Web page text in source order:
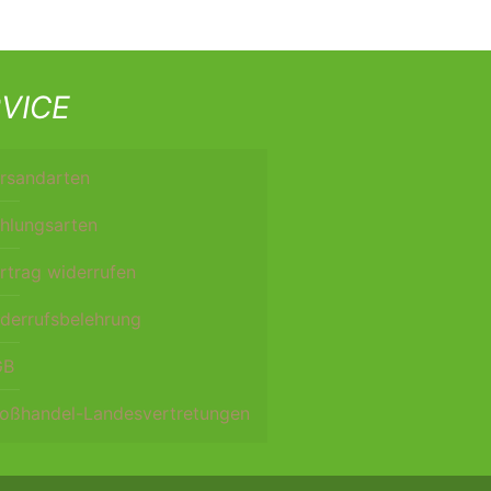
widerrufen
Landesvertretungen